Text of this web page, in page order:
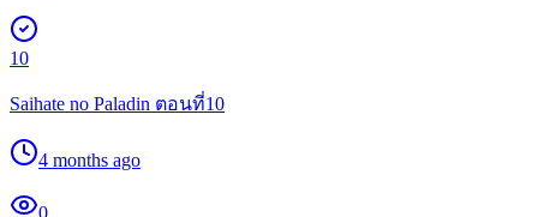
10
Saihate no Paladin ตอนที่10
4 months ago
0